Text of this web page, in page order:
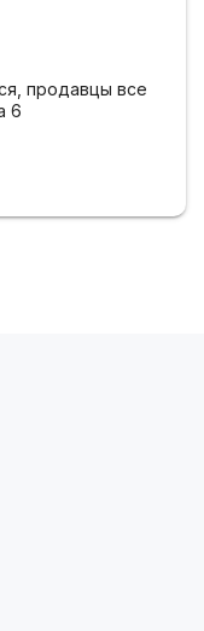
продавцы все
6